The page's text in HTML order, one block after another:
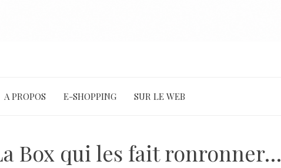
A PROPOS E-SHOPPING SUR LE WEB
Box qui les fait ronronner…